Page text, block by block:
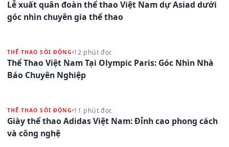
Lễ xuất quân đoàn thể thao Việt Nam dự Asiad dưới
góc nhìn chuyên gia thể thao
THỂ THAO SÔI ĐỘNG 12 phút đọc
Thể Thao Việt Nam Tại Olympic Paris: Góc Nhìn Nhà
Báo Chuyên Nghiệp
THỂ THAO SÔI ĐỘNG 11 phút đọc
Giày thể thao Adidas Việt Nam: Đỉnh cao phong cách
và công nghệ